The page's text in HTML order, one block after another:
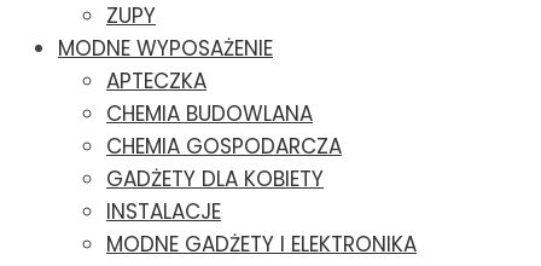
ZUPY
MODNE WYPOSAŻENIE
APTECZKA
CHEMIA BUDOWLANA
CHEMIA GOSPODARCZA
GADŻETY DLA KOBIETY
INSTALACJE
MODNE GADŻETY I ELEKTRONIKA